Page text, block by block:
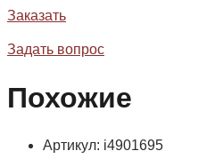
Заказать
Задать вопрос
Похожие
Артикул: i4901695